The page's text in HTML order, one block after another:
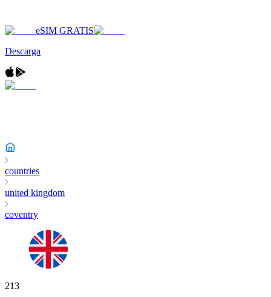
eSIM GRATIS
Descarga
countries
united kingdom
coventry
213